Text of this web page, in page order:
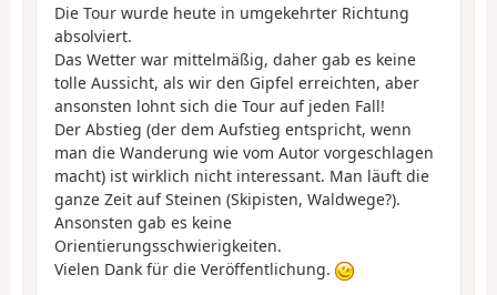
Die Tour wurde heute in umgekehrter Richtung
absolviert.
Das Wetter war mittelmäßig, daher gab es keine
tolle Aussicht, als wir den Gipfel erreichten, aber
ansonsten lohnt sich die Tour auf jeden Fall!
Der Abstieg (der dem Aufstieg entspricht, wenn
man die Wanderung wie vom Autor vorgeschlagen
macht) ist wirklich nicht interessant. Man läuft die
ganze Zeit auf Steinen (Skipisten, Waldwege?).
Ansonsten gab es keine
Orientierungsschwierigkeiten.
Vielen Dank für die Veröffentlichung.